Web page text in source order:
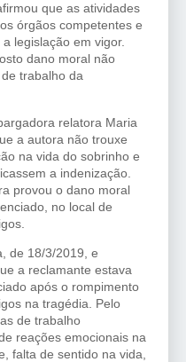
que as atividades
órgãos competentes e
legislação em vigor.
dano moral não
trabalho da
relatora Maria
a autora não trouxe
na vida do sobrinho e
a indenização.
provou o dano moral
no local de
de 18/3/2019, e
a reclamante estava
após o rompimento
na tragédia. Pelo
de trabalho
reações emocionais na
falta de sentido na vida,